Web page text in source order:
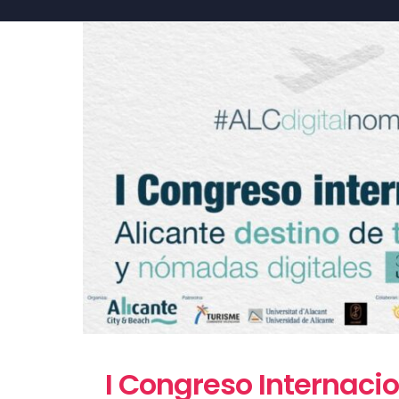
I Congreso